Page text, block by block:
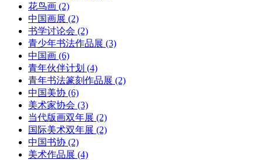
花鸟画 (2)
中国画展 (2)
书学讨论会 (2)
青少年书法作品展 (3)
中国画 (6)
青年伙伴计划 (4)
青年书法篆刻作品展 (2)
中国美协 (6)
美术家协会 (3)
当代版画双年展 (2)
国际美术双年展 (2)
中国书协 (2)
美术作品展 (4)